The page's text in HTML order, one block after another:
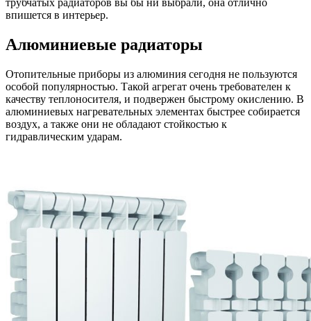
трубчатых радиаторов вы бы ни выбрали, она отлично
впишется в интерьер.
Алюминиевые радиаторы
Отопительные приборы из алюминия сегодня не пользуются
особой популярностью. Такой агрегат очень требователен к
качеству теплоносителя, и подвержен быстрому окислению. В
алюминиевых нагревательных элементах быстрее собирается
воздух, а также они не обладают стойкостью к
гидравлическим ударам.